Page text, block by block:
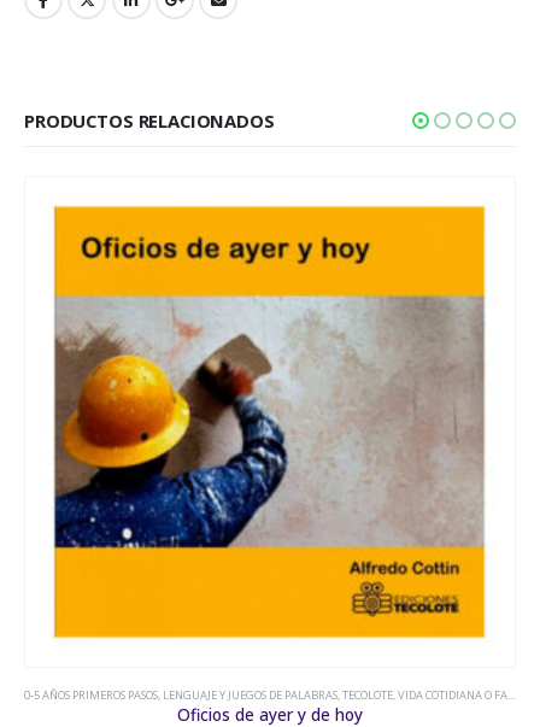
PRODUCTOS RELACIONADOS
0-5 AÑOS PRIMEROS PASOS, LENGUAJE Y JUEGOS DE PALABRAS,TECOLOTE,VIDA COTIDIANA O FANTASÍA
Oficios de ayer y de hoy